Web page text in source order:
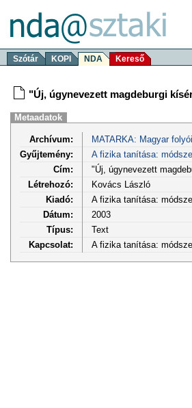
Szótár KOPI NDA Kereső
"Új, úgynevezett magdeburgi
Metaadatok
Archívum:
MATARKA: Magyar
Gyűjtemény:
A fizika tanítása:
Cím:
"Új, úgynevezett
Létrehozó:
Kovács László
Kiadó:
A fizika tanítása:
Dátum:
2003
Típus:
Text
Kapcsolat:
A fizika tanítása: